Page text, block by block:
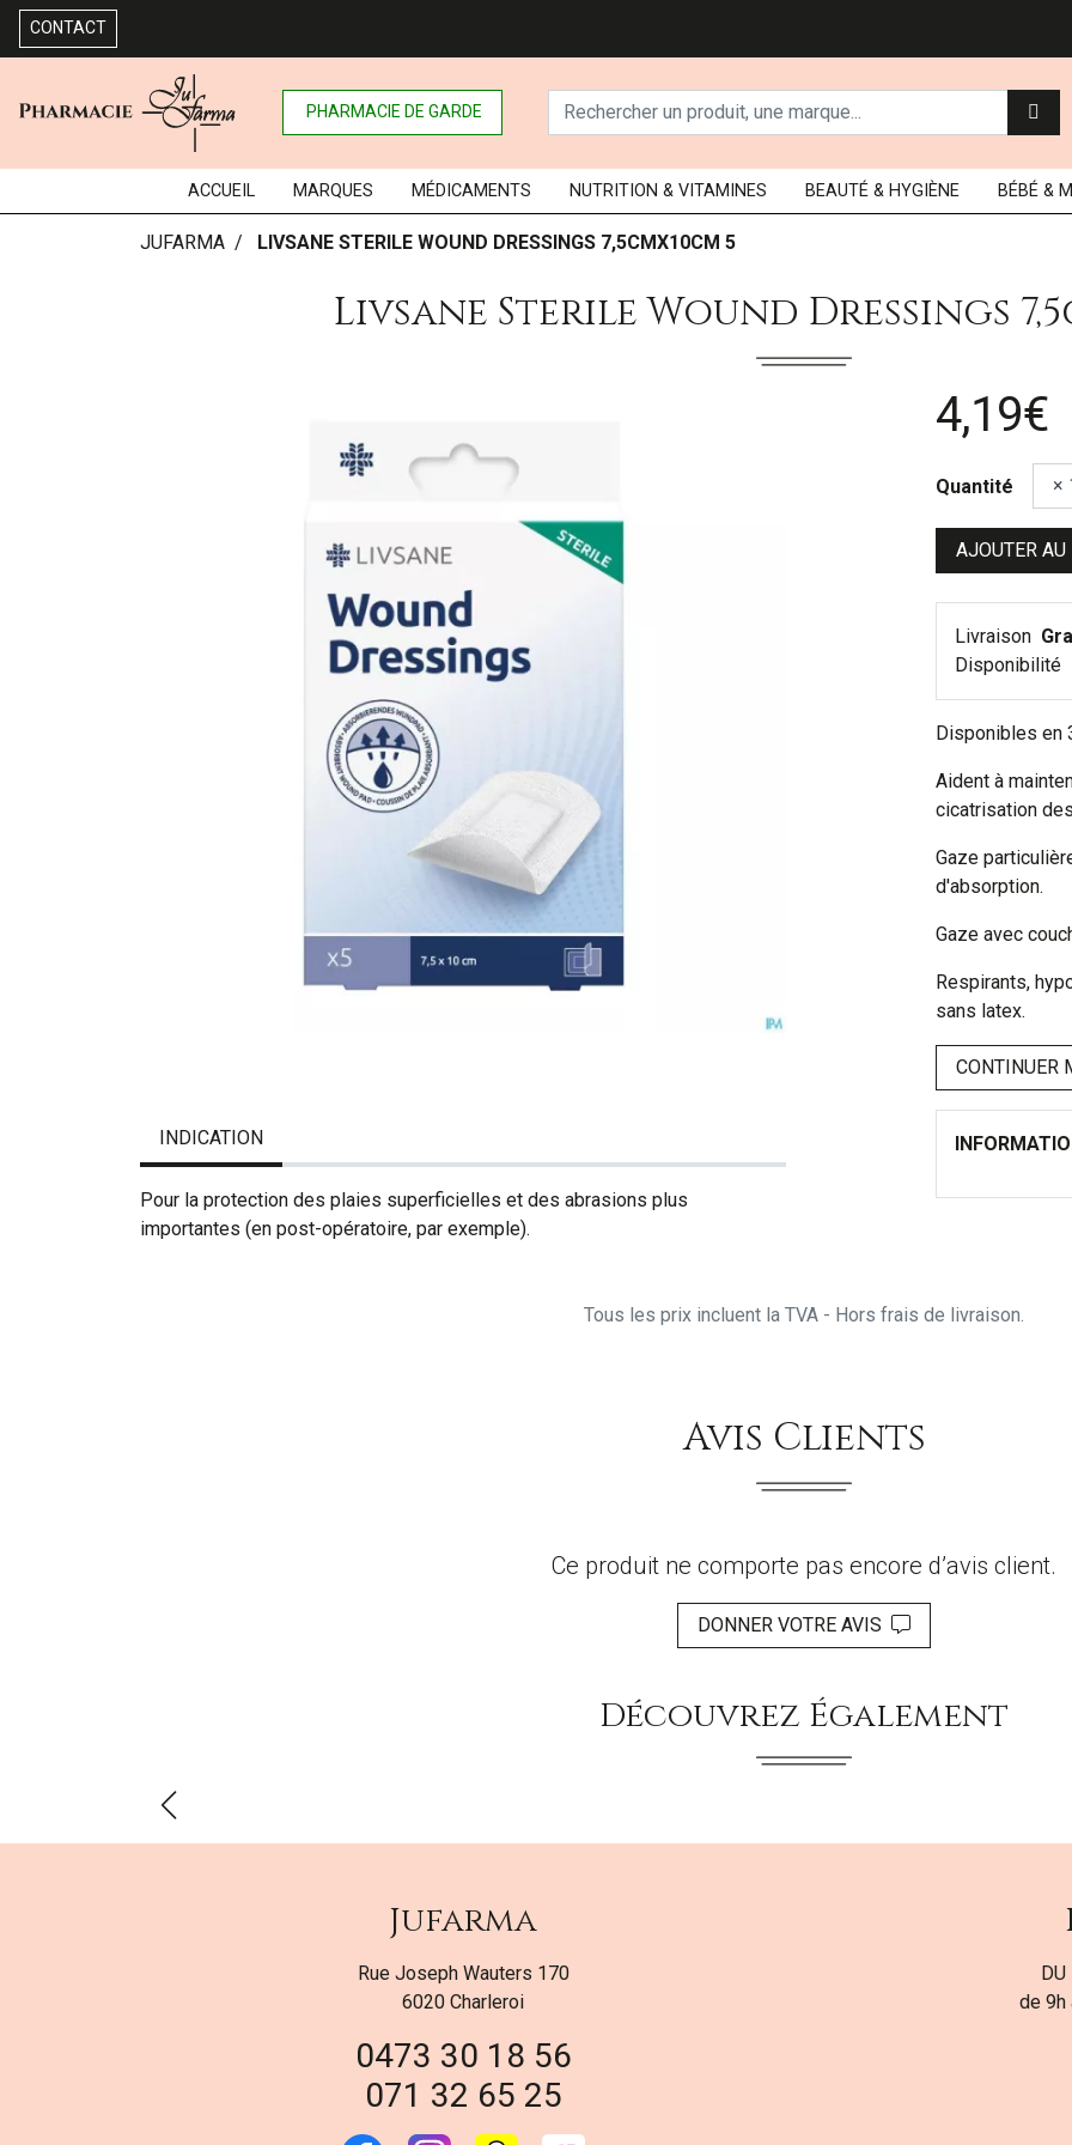
CONTACT
PHARMACIE DE GARDE
ACCUEIL MARQUES MÉDICAMENTS NUTRITION & VITAMINES BEAUTÉ & HYGIÈNE BÉBÉ &
JUFARMA LIVSANE STERILE WOUND DRESSINGS 7,5CMX10CM 5
Livsane Sterile Wound Dressings
4,19€
Quantité
AJOUTER AU
Livraison
Disponibilité
Disponibles en
Aident à
cicatrisation
Gaze
d'absorption.
Gaze avec
Respirants,
sans latex.
CONTINUER
INDICATION
Pour la protection des plaies superficielles et des abrasions plus
importantes (en post-opératoire, par exemple).
Tous les prix incluent la TVA - Hors frais de livraison.
Avis Clients
Ce produit ne comporte pas encore d’avis client.
DONNER VOTRE AVIS
Découvrez Également
Jufarma
Rue Joseph Wauters 170
6020 Charleroi
0473 30 18 56
071 32 65 25
DU
de 9h